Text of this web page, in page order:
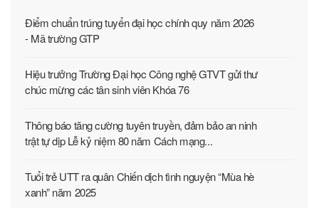
Điểm chuẩn trúng tuyển đại học chính quy năm 2026
- Mã trường GTP
Hiệu trưởng Trường Đại học Công nghệ GTVT gửi thư
chúc mừng các tân sinh viên Khóa 76
Thông báo tăng cường tuyên truyền, đảm bảo an ninh
trật tự dịp Lễ kỷ niệm 80 năm Cách mạng...
Tuổi trẻ UTT ra quân Chiến dịch tình nguyện “Mùa hè
xanh” năm 2025